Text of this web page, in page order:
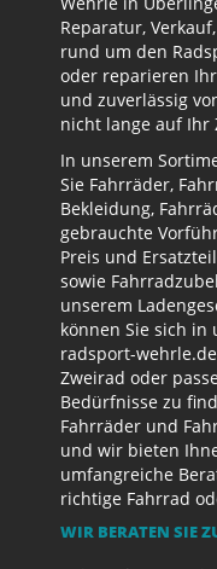
Reparatur,
rund um den
oder reparieren
und zuverlässig
nicht lange auf Ihr
In unserem
Sie Fahrräder,
Bekleidung,
gebrauchte
Preis und
sowie
unserem
können Sie sich
radsport-
Zweirad oder
Bedürfnisse zu
Fahrräder und
und wir bieten
umfangreiche
richtige Fahrrad
WIR BERATEN SIE